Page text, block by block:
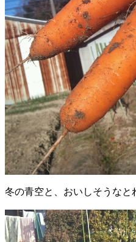
冬の青空と、おいしそうなと